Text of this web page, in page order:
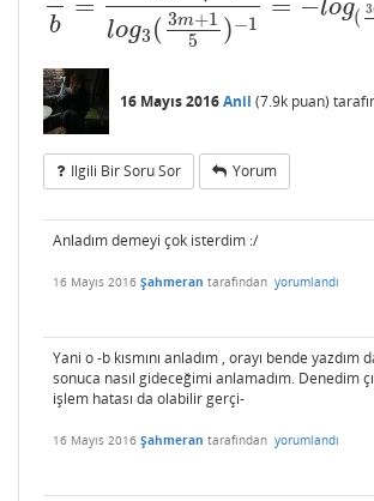
b
log3 ( 3m+1
5
)−1
log( 3
ab =lo g3(m+27)log3(3m+1 5)−1=− l
16 Mayıs 2016Anil (7.9k puan)
Ilgili Bir Soru Sor Yorum
Anladım demeyi çok isterdim :/
16 Mayıs 2016 Şahmeran tarafından yorumlandı
Yani o -b kısmını anladım , orayı bende yazdım
sonuca nasıl gideceğimi anlamadım. Denedim
işlem hatası da olabilir gerçi-
16 Mayıs 2016 Şahmeran tarafından yorumlandı